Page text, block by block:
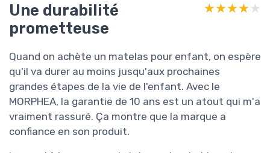
Une durabilité
prometteuse
★★★★★
★★★★★
Quand on achète un matelas pour enfant, on espère
qu'il va durer au moins jusqu'aux prochaines
grandes étapes de la vie de l'enfant. Avec le
MORPHEA, la garantie de 10 ans est un atout qui m'a
vraiment rassuré. Ça montre que la marque a
confiance en son produit.